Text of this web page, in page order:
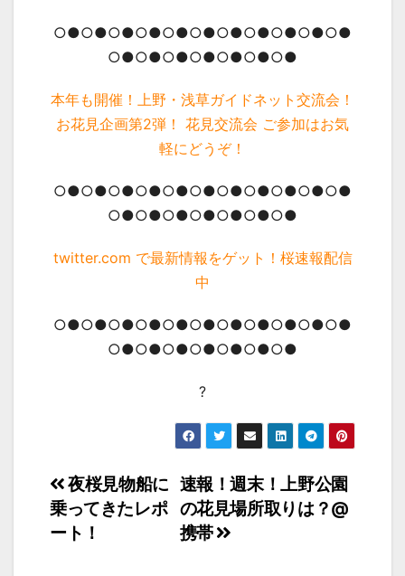
○●○●○●○●○●○●○●○●○●○●○●
○●○●○●○●○●○●○●
本年も開催！上野・浅草ガイドネット交流会！
お花見企画第2弾！ 花見交流会 ご参加はお気
軽にどうぞ！
○●○●○●○●○●○●○●○●○●○●○●
○●○●○●○●○●○●○●
twitter.com で最新情報をゲット！桜速報配信
中
○●○●○●○●○●○●○●○●○●○●○●
○●○●○●○●○●○●○●
?
投
稿
速報！週末！上野公園
の花見場所取りは？@
携帯
夜桜見物船に
乗ってきたレポ
ート！